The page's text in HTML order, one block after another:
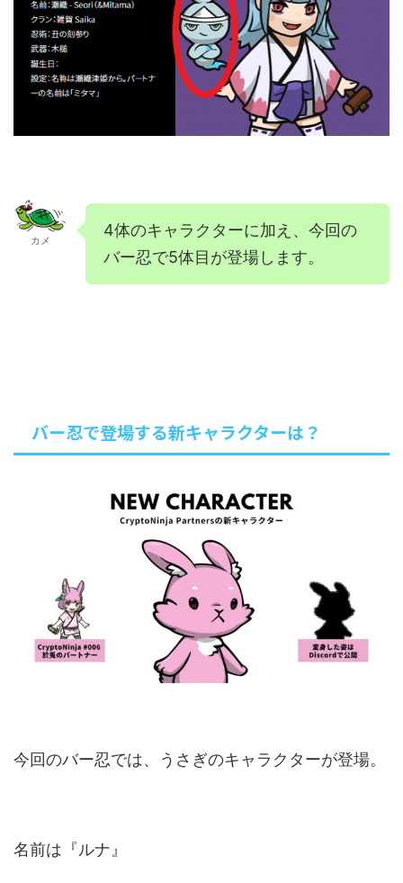
カメ
4体のキャラクターに加え、今回の
バー忍で5体目が登場します。
バー忍で登場する新キャラクターは？
今回のバー忍では、うさぎのキャラクターが登場。
名前は『ルナ』